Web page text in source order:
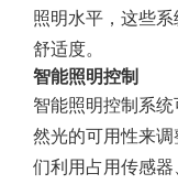
照明水平，这些
舒适度。
智能照明控制
智能照明控制系
然光的可用性来
们利用占用传感